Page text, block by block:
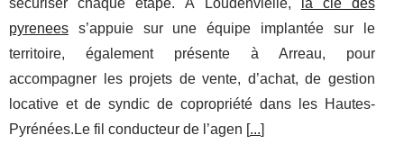
sécuriser chaque étape. À Loudenvielle,
la clé des
pyrenees s’appuie sur une équipe implantée sur le
territoire, également présente à Arreau, pour
accompagner les projets de vente, d’achat, de gestion
locative et de syndic de copropriété dans les Hautes-
Pyrénées.Le fil conducteur de l’agen [...]